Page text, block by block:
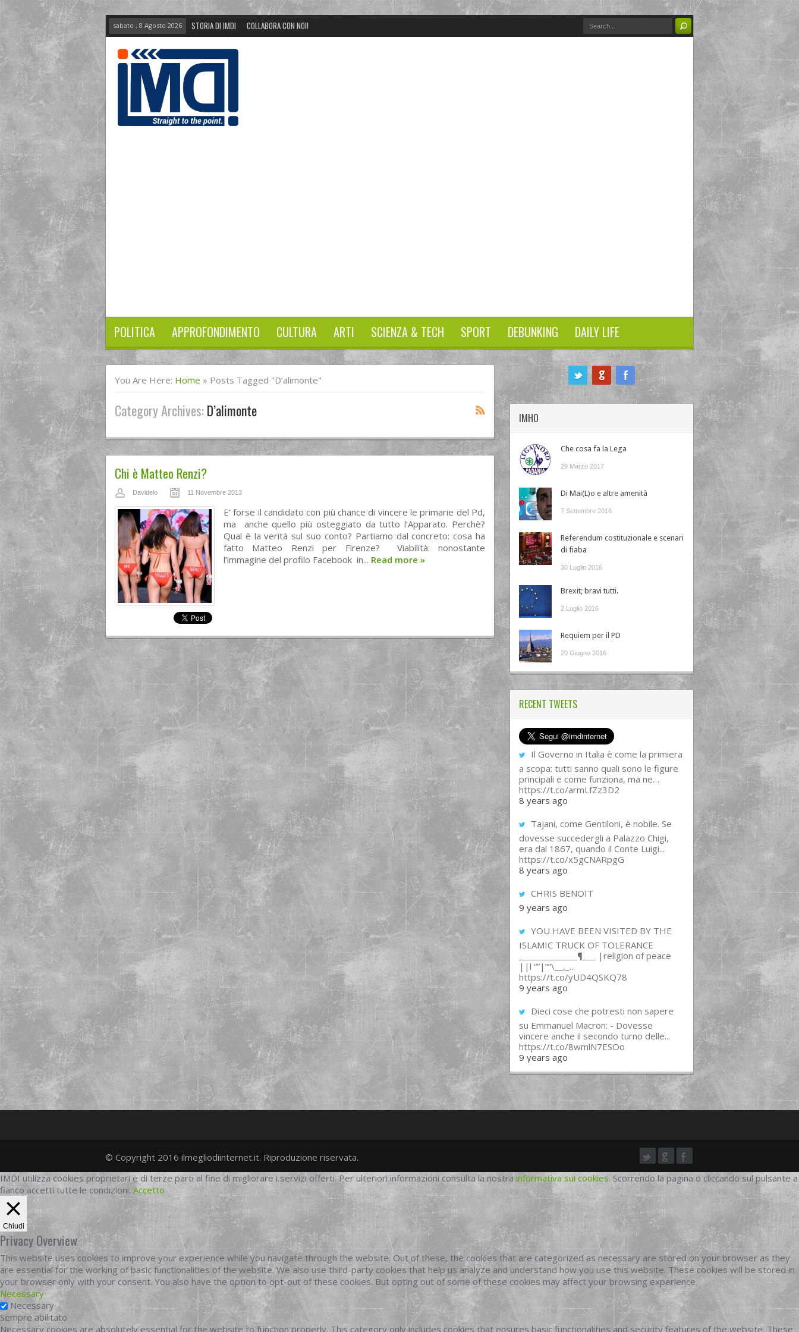
sabato , 8 Agosto 2026 STORIA DI IMDI COLLABORA CON NOI!
POLITICA APPROFONDIMENTO CULTURA ARTI SCIENZA & TECH SPORT DEBUNKING DAILY LIFE
You Are Here: Home » Posts Tagged "D’alimonte"
Category Archives:D’alimonte
Chi è Matteo Renzi?
Davidelo 11 Novembre 2013
E’ forse il candidato con più chance di vincere le primarie del Pd,
ma anche quello più osteggiato da tutto l’Apparato. Perchè?
Qual è la verità sul suo conto? Partiamo dal concreto: cosa ha
fatto Matteo Renzi per Firenze? Viabilità: nonostante
l’immagine del profilo Facebook in... Read more »
IMHO
Che cosa fa la Lega
29 Marzo 2017
Di Mai(L)o e altre amenità
7 Settembre 2016
Referendum costituzionale e scenari
di fiaba
30 Luglio 2016
Brexit; bravi tutti.
2 Luglio 2016
Requiem per il PD
20 Giugno 2016
RECENT TWEETS
Il Governo in Italia è come la primiera
a scopa: tutti sanno quali sono le figure
principali e come funziona, ma ne…
https://t.co/armLfZz3D2
8 years ago
Tajani, come Gentiloni, è nobile. Se
dovesse succedergli a Palazzo Chigi,
era dal 1867, quando il Conte Luigi...
https://t.co/x5gCNARpgG
8 years ago
CHRIS BENOIT
9 years ago
YOU HAVE BEEN VISITED BY THE
ISLAMIC TRUCK OF TOLERANCE
______________¶___ |religion of peace
||l “”|””\__,_...
https://t.co/yUD4QSKQ78
9 years ago
Dieci cose che potresti non sapere
su Emmanuel Macron: - Dovesse
vincere anche il secondo turno delle...
https://t.co/8wmlN7ESOo
9 years ago
twittergoogleplus
facebook
© Copyright 2016 ilmegliodiinternet.it. Riproduzione riservata.
IMDI utilizza cookies proprietari e di terze parti al fine di migliorare i servizi offerti. Per ulteriori informazioni consulta la nostra informativa sui cookies. Scorrendo la pagina o cliccando sul pulsante a
fianco accetti tutte le condizioni. Accetto
Chiudi
Privacy Overview
This website uses cookies to improve your experience while you navigate through the website. Out of these, the cookies that are categorized as necessary are stored on your browser as they
are essential for the working of basic functionalities of the website. We also use third-party cookies that help us analyze and understand how you use this website. These cookies will be stored in
your browser only with your consent. You also have the option to opt-out of these cookies. But opting out of some of these cookies may affect your browsing experience.
Necessary
Necessary
Sempre abilitato
Necessary cookies are absolutely essential for the website to function properly. This category only includes cookies that ensures basic functionalities and security features of the website. These